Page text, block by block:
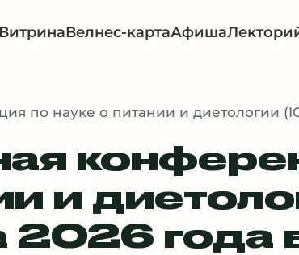
ВитринаВелнес-картаАфиша
по науке о питании и диетологии
и
2026 года